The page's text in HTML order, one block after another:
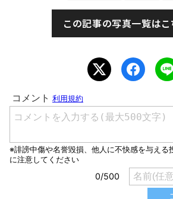
この記事の写真一覧はこ